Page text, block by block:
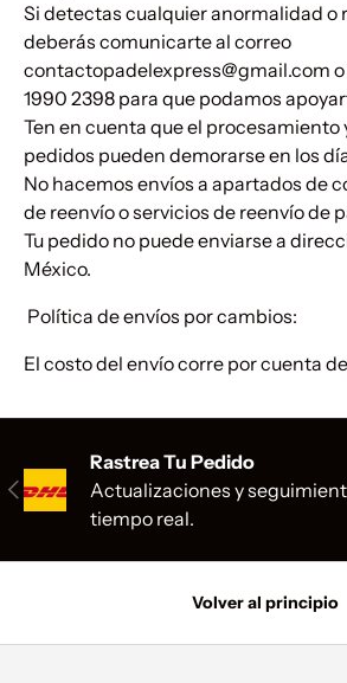
Si detectas cualquier anormalidad o
deberás comunicarte al correo
contactopadelexpress@gmail.com o
1990 2398 para que podamos
Ten en cuenta que el procesamiento
pedidos pueden demorarse en los
No hacemos envíos a apartados de
de reenvío o servicios de reenvío de
Tu pedido no puede enviarse a
México.
Política de envíos por cambios:
El costo del envío corre por cuenta
Anterior
Rastrea Tu Pedido
Actualizaciones y
tiempo real.
Volver al principio